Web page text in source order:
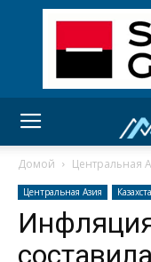
Домой Центральная
Центральная Азия